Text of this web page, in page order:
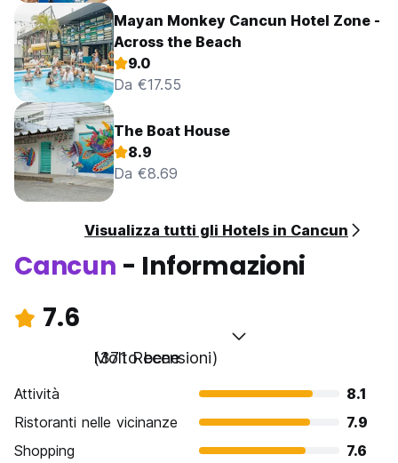
Mayan Monkey Cancun Hotel Zone -
Across the Beach
9.0
Da €17.55
The Boat House
8.9
Da €8.69
Visualizza tutti gli Hotels in Cancun
Cancun - Informazioni
7.6
Molto bene
(371 Recensioni)
Attività
8.1
Ristoranti nelle vicinanze
7.9
Shopping
7.6